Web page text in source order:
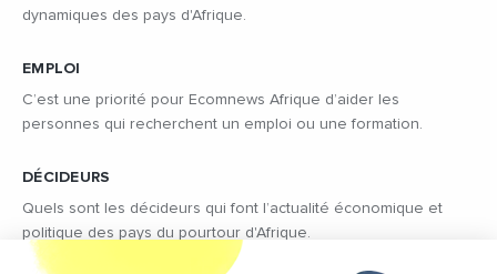
dynamiques des pays d'Afrique.
EMPLOI
C’est une priorité pour Ecomnews Afrique d’aider les
personnes qui recherchent un emploi ou une formation.
DÉCIDEURS
Quels sont les décideurs qui font l’actualité économique et
politique des pays du pourtour d'Afrique.